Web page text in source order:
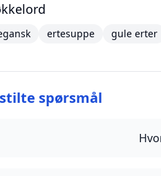
ertesuppe gule erter
spørsmål